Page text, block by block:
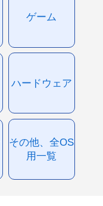
ゲーム
ハードウェア
その他、全OS
用一覧